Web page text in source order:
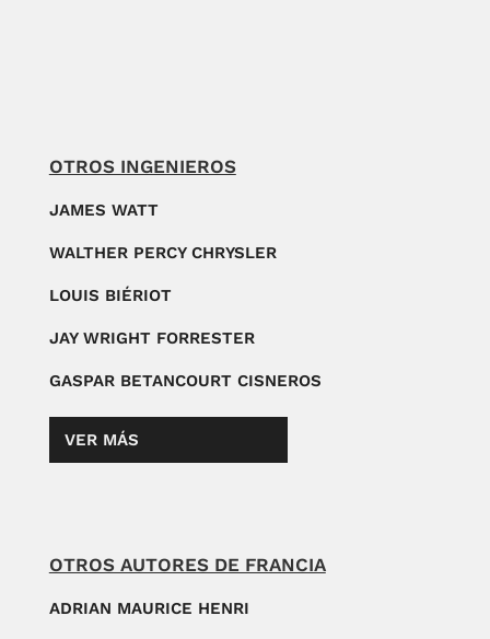
OTROS INGENIEROS
JAMES WATT
WALTHER PERCY CHRYSLER
LOUIS BIÉRIOT
JAY WRIGHT FORRESTER
GASPAR BETANCOURT CISNEROS
VER MÁS
OTROS AUTORES DE FRANCIA
ADRIAN MAURICE HENRI